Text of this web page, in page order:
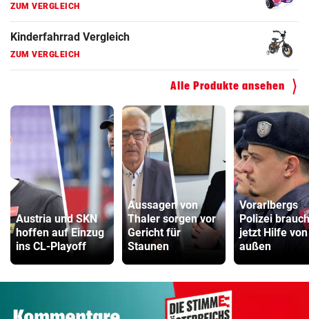
ZUM VERGLEICH
Kinderfahrrad Vergleich
ZUM VERGLEICH
Alle Produkte ansehen
Austria und SKN
hoffen auf Einzug
ins CL-Playoff
Aussagen von
Thaler sorgen vor
Gericht für
Staunen
Vorarlbergs
Polizei
jetzt Hilfe von
außen